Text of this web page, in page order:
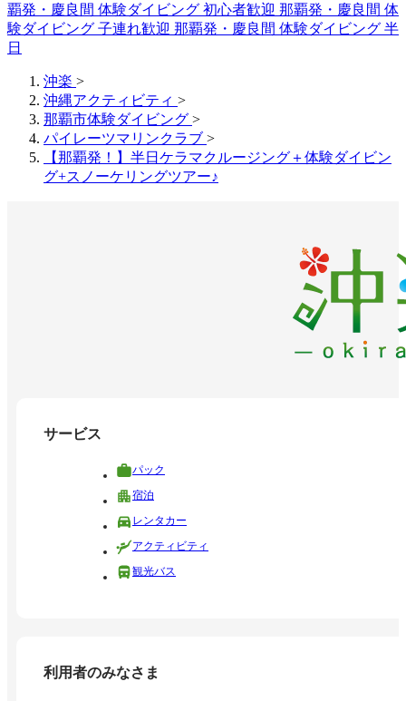
覇発・慶良間 体験ダイビング 初心者歓迎 那覇発・慶良間 体
験ダイビング 子連れ歓迎 那覇発・慶良間 体験ダイビング 半
日
沖楽 >
沖縄アクティビティ >
那覇市体験ダイビング >
パイレーツマリンクラブ >
【那覇発！】半日ケラマクルージング＋体験ダイビン
グ+スノーケリングツアー♪
サービス
パック
宿泊
レンタカー
アクティビティ
観光バス
利用者のみなさま